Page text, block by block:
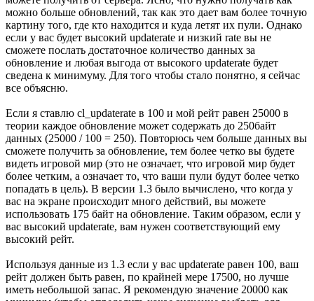
можно больше обновлений, так как это дает вам более точную
картину того, где кто находится и куда летят их пули. Однако
если у вас будет высокий updaterate и низкий rate вы не
сможете послать достаточное количество данных за
обновление и любая выгода от высокого updaterate будет
сведена к минимуму. Для того чтобы стало понятно, я сейчас
все объясню.
Если я ставлю cl_updaterate в 100 и мой рейт равен 25000 в
теории каждое обновление может содержать до 250байт
данных (25000 / 100 = 250). Повторюсь чем больше данных вы
сможете получить за обновление, тем более четко вы будете
видеть игровой мир (это не означает, что игровой мир будет
более четким, а означает то, что ваши пули будут более четко
попадать в цель). В версии 1.3 было вычислено, что когда у
вас на экране происходит много действий, вы можете
использовать 175 байт на обновление. Таким образом, если у
вас высокий updaterate, вам нужен соответствующий ему
высокий рейт.
Используя данные из 1.3 если у вас updaterate равен 100, ваш
рейт должен быть равен, по крайней мере 17500, но лучше
иметь небольшой запас. Я рекомендую значение 20000 как